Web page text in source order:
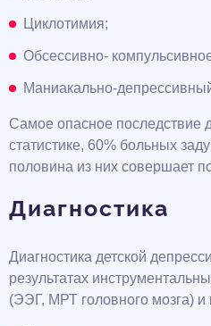
Циклотимия;
Обсессивно-
Маниакально-
Самое опасное последствие
статистике, 60% больных
половина из них совершает
Диагностика
Диагностика детской
результатах
(ЭЭГ, МРТ головного мозга) и